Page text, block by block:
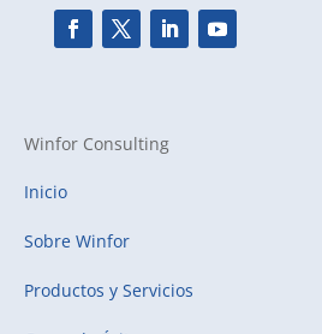
Winfor Consulting
Inicio
Sobre Winfor
Productos y Servicios